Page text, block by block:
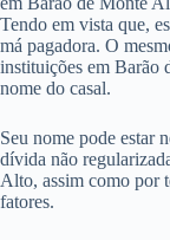
Tendo em vista que,
má pagadora. O
instituições em Barão
nome do casal.
Seu nome pode estar
dívida não
Alto, assim como por
fatores.